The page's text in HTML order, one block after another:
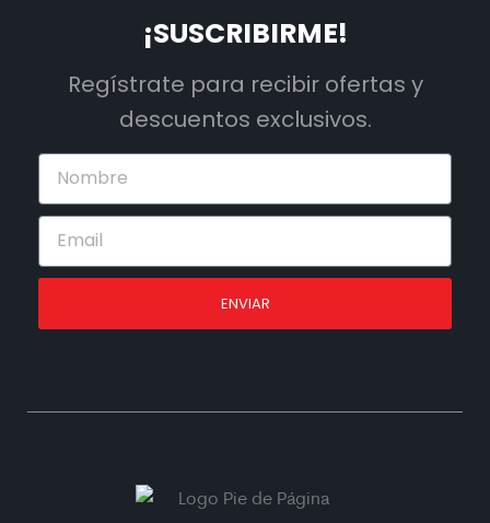
¡SUSCRIBIRME!
Regístrate para recibir ofertas y
descuentos exclusivos.
ENVIAR